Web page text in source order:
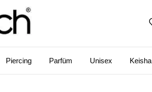
Piercing Parfüm Unisex Keisha